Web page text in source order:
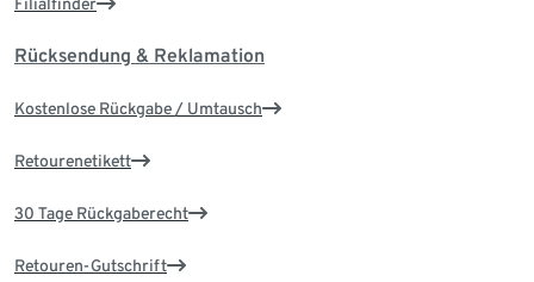
Rücksendung & Reklamation
Kostenlose Rückgabe / Umtausch
Retourenetikett
30 Tage Rückgaberecht
Retouren-Gutschrift